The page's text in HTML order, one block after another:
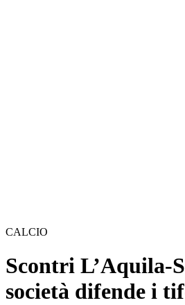
CALCIO
Scontri L’Aquila-
società difende i